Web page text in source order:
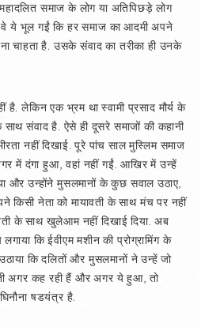
समाज के लोग या अतिपिछड़े लोग
वे ये भूल गईं कि हर समाज का आदमी अपने
चाहता है. उसके संवाद का तरीका ही उनके
है. लेकिन एक भ्रम था स्वामी प्रसाद मौर्य के
साथ संवाद है. ऐसे ही दूसरे समाजों की कहानी
नहीं दिखाई. पूरे पांच साल मुस्लिम समाज
में दंगा हुआ, वहां नहीं गईं. आखिर में उन्हें
और उन्होंने मुसलमानों के कुछ सवाल उठाए,
किसी नेता को मायावती के साथ मंच पर नहीं
के साथ खुलेआम नहीं दिखाई दिया. अब
कि ईवीएम मशीन की प्रोग्रामिंग के
कि दलितों और मुसलमानों ने उन्हें जो
अगर कह रही हैं और अगर ये हुआ, तो
षडयंत्र है.